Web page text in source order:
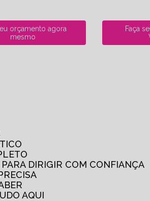
orçamento agora
mesmo
Faça
DIRIGIR COM CONFIANÇA
AQUI